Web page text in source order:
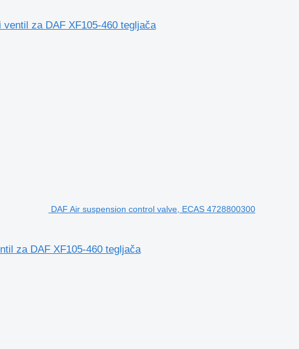
za DAF XF105-460 tegljača
DAF Air suspension control valve, ECAS 4728800300
za DAF XF105-460 tegljača